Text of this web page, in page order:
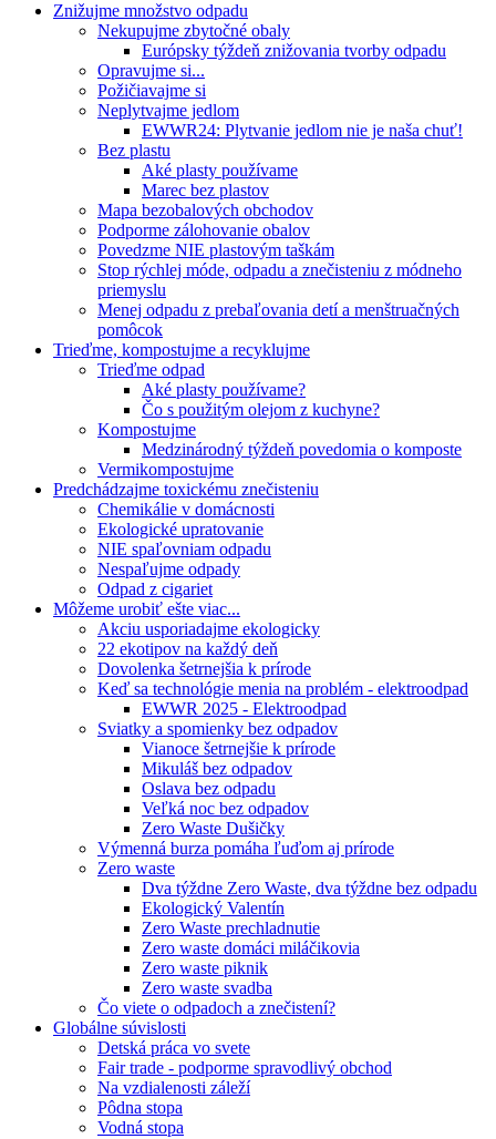
Znižujme množstvo odpadu
Nekupujme zbytočné obaly
Európsky týždeň znižovania tvorby odpadu
Opravujme si...
Požičiavajme si
Neplytvajme jedlom
EWWR24: Plytvanie jedlom nie je naša chuť!
Bez plastu
Aké plasty používame
Marec bez plastov
Mapa bezobalových obchodov
Podporme zálohovanie obalov
Povedzme NIE plastovým taškám
Stop rýchlej móde, odpadu a znečisteniu z módneho
priemyslu
Menej odpadu z prebaľovania detí a menštruačných
pomôcok
Trieďme, kompostujme a recyklujme
Trieďme odpad
Aké plasty používame?
Čo s použitým olejom z kuchyne?
Kompostujme
Medzinárodný týždeň povedomia o komposte
Vermikompostujme
Predchádzajme toxickému znečisteniu
Chemikálie v domácnosti
Ekologické upratovanie
NIE spaľovniam odpadu
Nespaľujme odpady
Odpad z cigariet
Môžeme urobiť ešte viac...
Akciu usporiadajme ekologicky
22 ekotipov na každý deň
Dovolenka šetrnejšia k prírode
Keď sa technológie menia na problém - elektroodpad
EWWR 2025 - Elektroodpad
Sviatky a spomienky bez odpadov
Vianoce šetrnejšie k prírode
Mikuláš bez odpadov
Oslava bez odpadu
Veľká noc bez odpadov
Zero Waste Dušičky
Výmenná burza pomáha ľuďom aj prírode
Zero waste
Dva týždne Zero Waste, dva týždne bez odpadu
Ekologický Valentín
Zero Waste prechladnutie
Zero waste domáci miláčikovia
Zero waste piknik
Zero waste svadba
Čo viete o odpadoch a znečistení?
Globálne súvislosti
Detská práca vo svete
Fair trade - podporme spravodlivý obchod
Na vzdialenosti záleží
Pôdna stopa
Vodná stopa